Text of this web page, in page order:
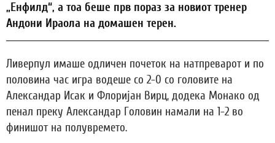
„Енфилд“, а тоа беше прв пораз за новиот тренер
Андони Ираола на домашен терен.
Ливерпул имаше одличен почеток на натпреварот и по
половина час игра водеше со 2-0 со головите на
Александар Исак и Флоријан Вирц, додека Монако од
пенал преку Александар Головин намали на 1-2 во
финишот на полувремето.